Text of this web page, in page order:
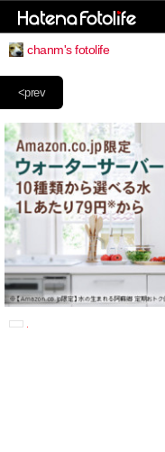
chanm's fotolife
<prev